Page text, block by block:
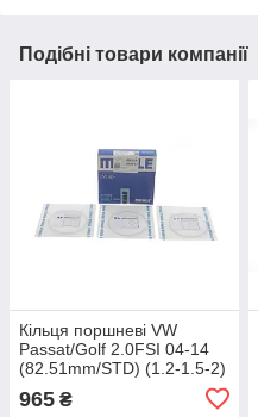
Подібні товари компанії
Кільця поршневі VW
Passat/Golf 2.0FSI 04-14
(82.51mm/STD) (1.2-1.5-2)
965 ₴